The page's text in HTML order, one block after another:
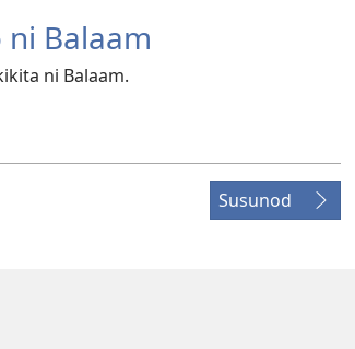
Balaam
ni Balaam.
Susunod